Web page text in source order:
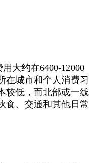
大约在6400-12000
在城市和个人消费习
较低，而北部或一线
食、交通和其他日常